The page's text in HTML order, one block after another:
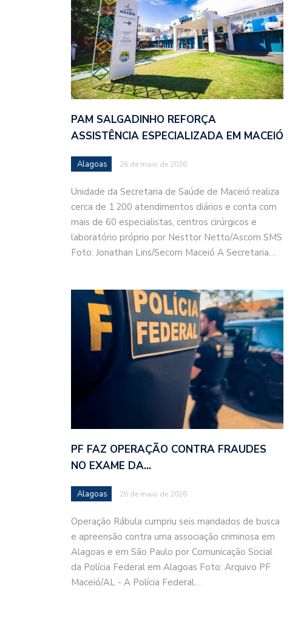
PAM SALGADINHO REFORÇA
ASSISTÊNCIA ESPECIALIZADA EM MACEIÓ
Alagoas 26 de maio de 2026
Unidade da Secretaria de Saúde de Maceió realiza
cerca de 1.200 atendimentos diários e conta com
mais de 60 especialistas, centros cirúrgicos e
laboratório próprio por Nesttor Netto/Ascom SMS
Foto: Jonathan Lins/Secom Maceió A Secretaria…
PF FAZ OPERAÇÃO CONTRA FRAUDES
NO EXAME DA…
Alagoas 26 de maio de 2026
Operação Rábula cumpriu seis mandados de busca
e apreensão contra uma associação criminosa em
Alagoas e em São Paulo por Comunicação Social
da Polícia Federal em Alagoas Foto: Arquivo PF
Maceió/AL - A Polícia Federal…